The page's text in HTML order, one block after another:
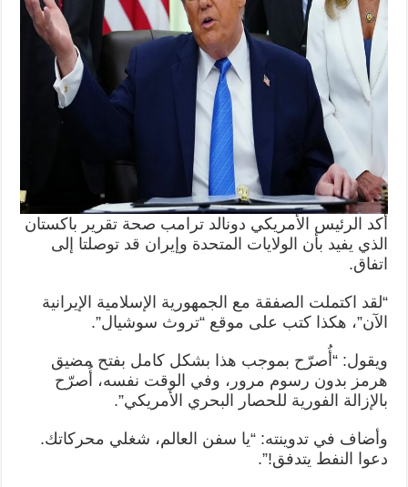
أكد الرئيس الأمريكي دونالد ترامب صحة تقرير باكستان
الذي يفيد بأن الولايات المتحدة وإيران قد توصلتا إلى
اتفاق.
“لقد اكتملت الصفقة مع الجمهورية الإسلامية الإيرانية
الآن”، هكذا كتب على موقع “تروث سوشيال”.
ويقول: “أُصرّح بموجب هذا بشكل كامل بفتح مضيق
هرمز بدون رسوم مرور، وفي الوقت نفسه، أُصرّح
بالإزالة الفورية للحصار البحري الأمريكي”.
وأضاف في تدوينته: “يا سفن العالم، شغلي محركاتك.
دعوا النفط يتدفق!”.